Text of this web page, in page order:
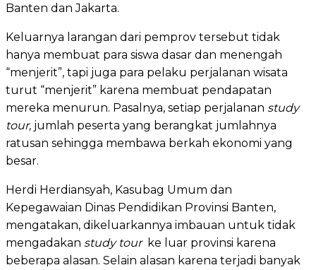
Banten dan Jakarta.
Keluarnya larangan dari pemprov tersebut tidak
hanya membuat para siswa dasar dan menengah
“menjerit”, tapi juga para pelaku perjalanan wisata
turut “menjerit” karena membuat pendapatan
mereka menurun. Pasalnya, setiap perjalanan study
tour, jumlah peserta yang berangkat jumlahnya
ratusan sehingga membawa berkah ekonomi yang
besar.
Herdi Herdiansyah, Kasubag Umum dan
Kepegawaian Dinas Pendidikan Provinsi Banten,
mengatakan, dikeluarkannya imbauan untuk tidak
mengadakan study tour ke luar provinsi karena
beberapa alasan. Selain alasan karena terjadi banyak